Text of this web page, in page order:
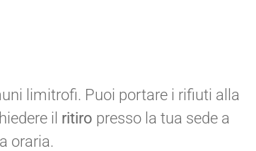
limitrofi. Puoi portare i rifiuti alla
il ritiro presso la tua sede a
oraria.